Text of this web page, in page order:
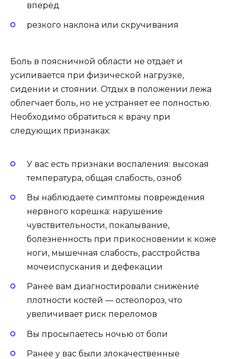
вперёд
резкого наклона или скручивания
Боль в поясничной области не отдает и
усиливается при физической нагрузке,
сидении и стоянии. Отдых в положении лежа
облегчает боль, но не устраняет ее полностью.
Необходимо обратиться к врачу при
следующих признаках:
У вас есть признаки воспаления: высокая
температура, общая слабость, озноб
Вы наблюдаете симптомы повреждения
нервного корешка: нарушение
чувствительности, покалывание,
болезненность при прикосновении к коже
ноги, мышечная слабость, расстройства
мочеиспускания и дефекации
Ранее вам диагностировали снижение
плотности костей — остеопороз, что
увеличивает риск переломов
Вы просыпаетесь ночью от боли
Ранее у вас были злокачественные